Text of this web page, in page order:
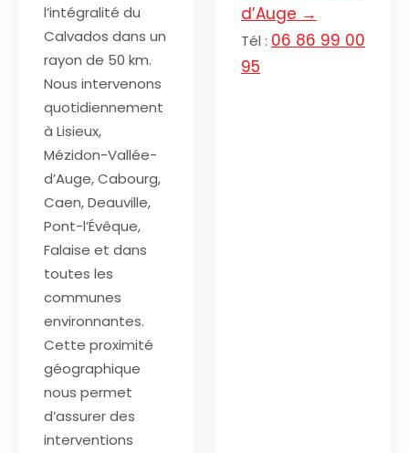
l’intégralité du
Calvados dans un
rayon de 50 km.
Nous intervenons
quotidiennement
à Lisieux,
Mézidon-Vallée-
d’Auge, Cabourg,
Caen, Deauville,
Pont-l’Évêque,
Falaise et dans
toutes les
communes
environnantes.
Cette proximité
géographique
nous permet
d’assurer des
interventions
d’Auge →
Tél : 06 86 99 00
95